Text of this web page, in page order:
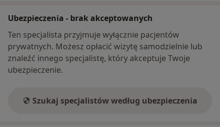
Ubezpieczenia - brak akceptowanych
Ten specjalista przyjmuje wyłącznie pacjentów
prywatnych. Możesz opłacić wizytę samodzielnie lub
znaleźć innego specjalistę, który akceptuje Twoje
ubezpieczenie.
Szukaj specjalistów według ubezpieczenia